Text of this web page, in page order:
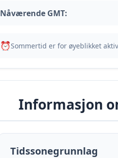
Nåværende GMT:
⏰Sommertid er for øyeblikket
Informasjon
Tidssonegrunnlag